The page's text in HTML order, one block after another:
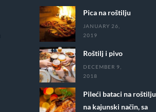
Pica na roštilju
JANUARY 26,
2019
Roštilj i pivo
DECEMBER 9,
2018
Pileći bataci na roštilju
na kajunski način, sa